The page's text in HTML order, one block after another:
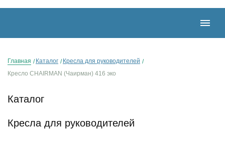
Главная Каталог
Кресла для руководителей
Кресло CHAIRMAN (Чаирман) 416 эко
Каталог
Кресла для руководителей